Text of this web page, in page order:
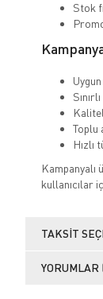
Stok
Toplu
kullanıcılar
TAKSIT
YORUMLAR